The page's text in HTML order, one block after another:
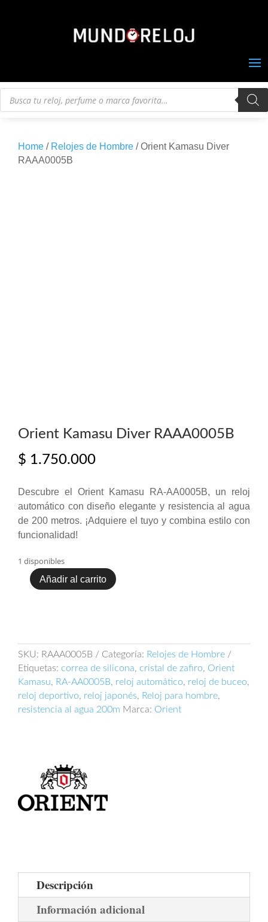
Búsqueda
Home / Relojes de Hombre / Orient Kamasu Diver
RAAA0005B
Orient Kamasu Diver RAAA0005B
$ 1.750.000
Descubre el Orient Kamasu RA-AA0005B, un reloj
automático con diseño elegante y resistencia al agua
de 200 metros. ¡Adquiere el tuyo y combina estilo con
funcionalidad!
1 disponibles
Orient
Añadir al carrito
SKU: RAAA0005B Categoría: Relojes de Hombre
Etiquetas: correa de silicona, cristal de zafiro, Orient
Kamasu, RA-AA0005B, reloj automático, reloj de buceo,
reloj deportivo, reloj japonés, Reloj para hombre,
resistencia al agua 200m Marca: Orient
Descripción
Información adicional